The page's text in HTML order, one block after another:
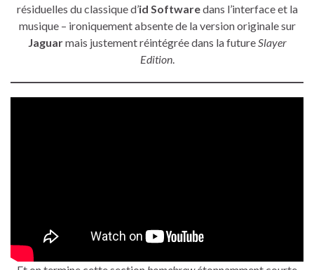
résiduelles du classique d’id Softwaredans l’interface et la
musique – ironiquement absente de la version originale sur
Jaguarmais justement réintégrée dans la futureSlayer
Edition.